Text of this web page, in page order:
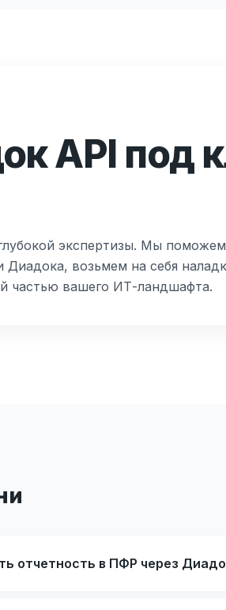
API под
экспертизы. Мы поможем
возьмем на себя
частью вашего ИТ-ландшафта.
отчетность в ПФР через